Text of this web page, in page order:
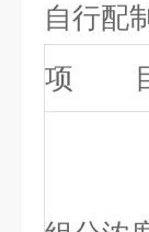
自行配
项